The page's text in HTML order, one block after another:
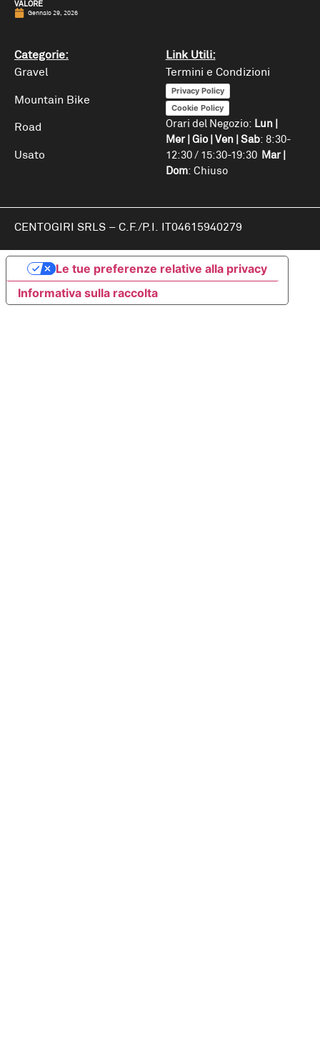
VALORE
Gennaio 29, 2026
Categorie:
Gravel
Mountain Bike
Road
Usato
Link Utili:
Termini e Condizioni
Privacy Policy
Cookie Policy
Orari del Negozio: Lun |
Mer | Gio | Ven | Sab: 8:30-
12:30 / 15:30-19:30 Mar |
Dom: Chiuso
CENTOGIRI SRLS – C.F./P.I. IT04615940279
Informativa sulla raccolta
Le tue preferenze relative alla privacy